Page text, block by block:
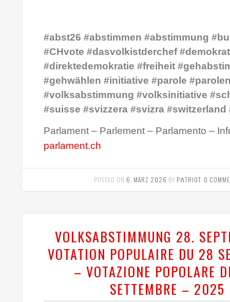
#abst26 #abstimmen #abstimmung
#CHvote #dasvolkistderchef
#direktedemokratie #freiheit
#gehwählen #initiative #parole
#volksabstimmung #volksinitiative
#suisse #svizzera #svizra #switzerland
Parlament – Parlement – Parlamento –
parlament.ch
POSTED ON 6. MÄRZ 2026 BY PΛTRIOT 0
VOLKSABSTIMMUNG 28.
VOTATION POPULAIRE DU 28
– VOTAZIONE POPOLARE
SETTEMBRE – 2025